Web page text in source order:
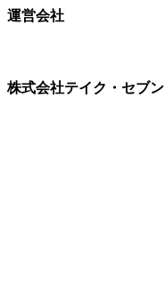
運営会社
株式会社テイク・セブン